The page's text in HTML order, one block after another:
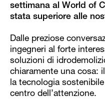
settimana al World of
stata superiore alle
Dalle preziose
ingegneri al forte
soluzioni di
chiaramente una cosa:
la tecnologia
centro dell’attenzione.